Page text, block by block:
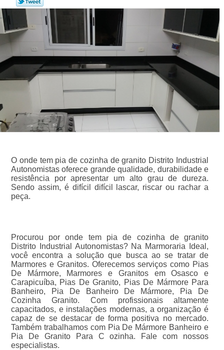
O onde tem pia de cozinha de granito Distrito Industrial
Autonomistas oferece grande qualidade, durabilidade e
resistência por apresentar um alto grau de dureza.
Sendo assim, é difícil difícil lascar, riscar ou rachar a
peça.
Procurou por onde tem pia de cozinha de granito
Distrito Industrial Autonomistas? Na Marmoraria Ideal,
você encontra a solução que busca ao se tratar de
Marmores e Granitos. Oferecemos serviços como Pias
De Mármore, Marmores e Granitos em Osasco e
Carapicuíba, Pias De Granito, Pias De Mármore Para
Banheiro, Pia De Banheiro De Mármore, Pia De
Cozinha Granito. Com profissionais altamente
capacitados, e instalações modernas, a organização é
capaz de se destacar de forma positiva no mercado.
Também trabalhamos com Pia De Mármore Banheiro e
Pia De Granito Para C ozinha. Fale com nossos
especialistas.